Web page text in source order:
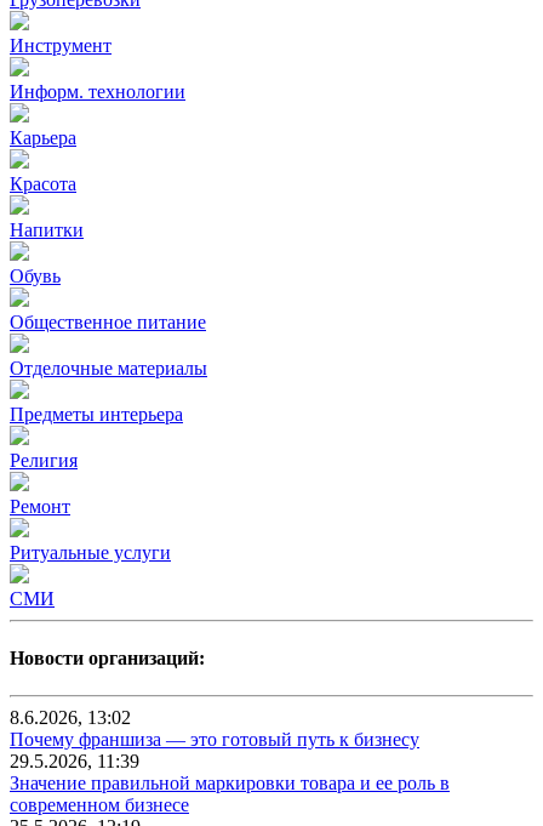
Инструмент
Информ. технологии
Карьера
Красота
Напитки
Обувь
Общественное питание
Отделочные материалы
Предметы интерьера
Религия
Ремонт
Ритуальные услуги
СМИ
Новости организаций:
8.6.2026, 13:02
Почему франшиза — это готовый путь к бизнесу
29.5.2026, 11:39
Значение правильной маркировки товара и ее роль в
современном бизнесе